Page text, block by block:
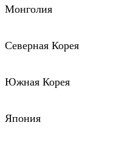
Монголия
Северная Корея
Южная Корея
Япония